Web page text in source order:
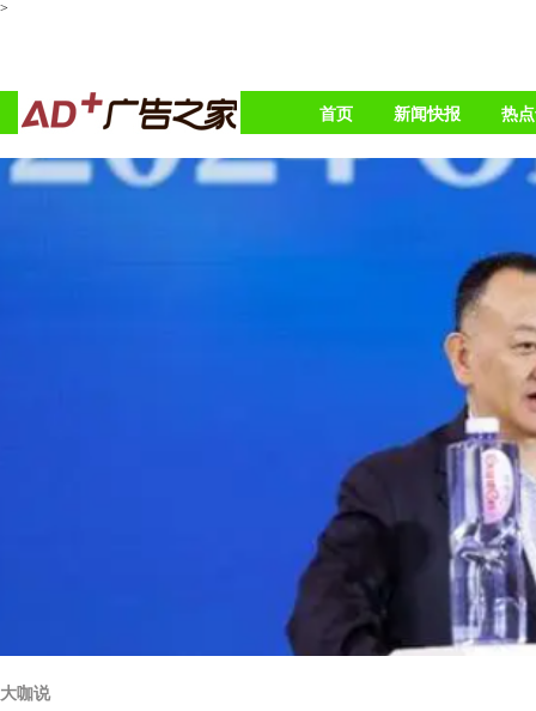
>
首页 新闻快报 热
大咖说